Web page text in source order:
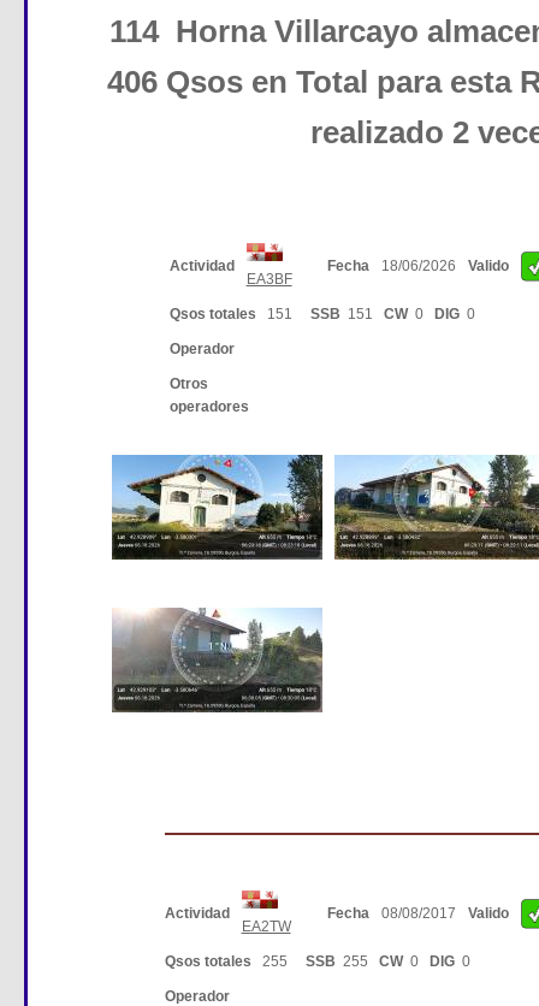
114 Horna Villarcayo
406 Qsos en Total para esta
realizado 2
Actividad
EA3BF
Fecha 18/06/2026 Valido
Qsos totales 151 SSB 151 CW0 DIG0
Operador
Otros
operadores
Actividad
EA2TW
Fecha 08/08/2017 Valido
Qsos totales 255 SSB 255 CW0 DIG0
Operador